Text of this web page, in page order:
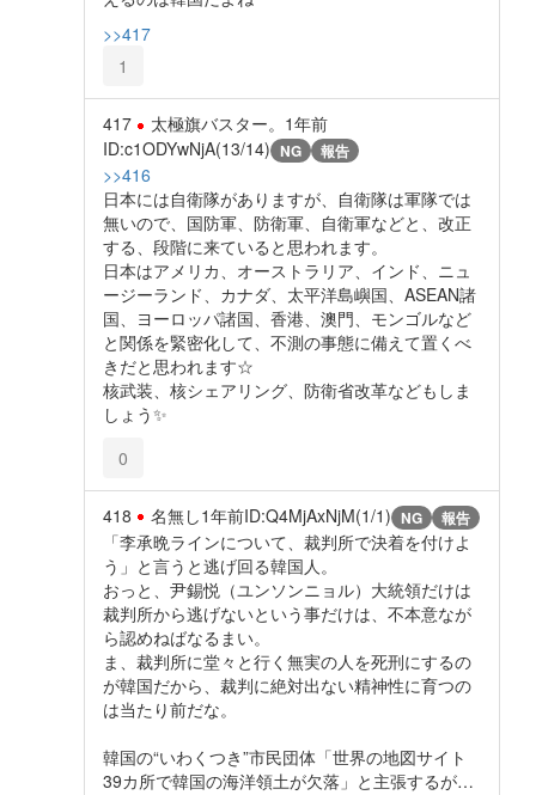
>>417
1
417 太極旗バスター。 1年前
ID:c1ODYwNjA(13/14) NG 報告
>>416
日本には自衛隊がありますが、自衛隊は軍隊では
無いので、国防軍、防衛軍、自衛軍などと、改正
する、段階に来ていると思われます。
日本はアメリカ、オーストラリア、インド、ニュ
ージーランド、カナダ、太平洋島嶼国、ASEAN諸
国、ヨーロッパ諸国、香港、澳門、モンゴルなど
と関係を緊密化して、不測の事態に備えて置くべ
きだと思われます☆
核武装、核シェアリング、防衛省改革などもしま
しょう✨️
0
418 名無し1年前ID:Q4MjAxNjM(1/1) NG 報告
「李承晩ラインについて、裁判所で決着を付けよ
う」と言うと逃げ回る韓国人。
おっと、尹錫悦（ユンソンニョル）大統領だけは
裁判所から逃げないという事だけは、不本意なが
ら認めねばなるまい。
ま、裁判所に堂々と行く無実の人を死刑にするの
が韓国だから、裁判に絶対出ない精神性に育つの
は当たり前だな。
韓国の“いわくつき”市民団体「世界の地図サイト
39カ所で韓国の海洋領土が欠落」と主張するが…